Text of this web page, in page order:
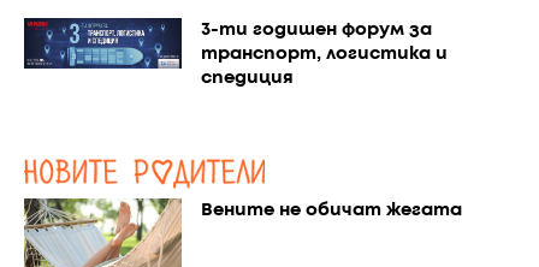
3-ти годишен форум за
транспорт, логистика и
спедиция
Вените не обичат жегата